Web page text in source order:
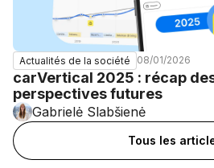
Actualités de la société 08/01/2026
carVertical 2025 : récap
perspectives futures
Gabrielė Slabšienė
Tous les